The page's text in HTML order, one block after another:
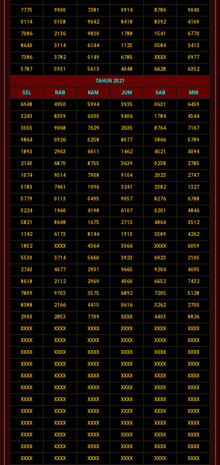
7775 9900 7381 0914 8786 9040
0114 0158 9042 8418 8392 4169
7086 2136 9830 1788 1541 6770
8640 3114 6144 1125 0584 3413
7386 3782 0149 6785 XXXX 0977
5787 5931 5613 4048 6628 6352
TAHUN 2021
SEL RAB KAM JUM SAB MIN
6948 4950 5994 3935 0631 6459
3243 8359 6300 9406 1784 4544
3555 9068 7629 2635 8764 7167
9864 0926 5258 8077 3866 0789
1893 2963 6611 1462 4521 4094
2140 6870 8755 3639 0238 2785
1074 9514 7908 9104 2023 2747
5183 7461 1096 3241 2382 1327
5779 0113 0495 9057 8276 6788
5224 1960 4198 6107 0201 4846
5821 8648 1675 2713 4864 3512
1142 6173 8144 1910 3589 4262
1852 XXXX 4364 3066 XXXX 6059
5530 3714 5660 3923 6923 2105
2743 4077 2931 9665 9204 4695
8618 2112 2969 4060 6652 7432
7809 9703 3575 6892 7205 5128
8388 2166 4415 0616 3262 2700
2900 2853 7709 XXXX 4403 8826
XXXX XXXX XXXX XXXX XXXX XXXX
XXXX XXXX XXXX XXXX XXXX XXXX
XXXX XXXX XXXX XXXX XXXX XXXX
XXXX XXXX XXXX XXXX XXXX XXXX
XXXX XXXX XXXX XXXX XXXX XXXX
XXXX XXXX XXXX XXXX XXXX XXXX
XXXX XXXX XXXX XXXX XXXX XXXX
XXXX XXXX XXXX XXXX XXXX XXXX
XXXX XXXX XXXX XXXX XXXX XXXX
XXXX XXXX XXXX XXXX XXXX XXXX
XXXX XXXX XXXX XXXX XXXX XXXX
XXXX XXXX XXXX XXXX XXXX XXXX